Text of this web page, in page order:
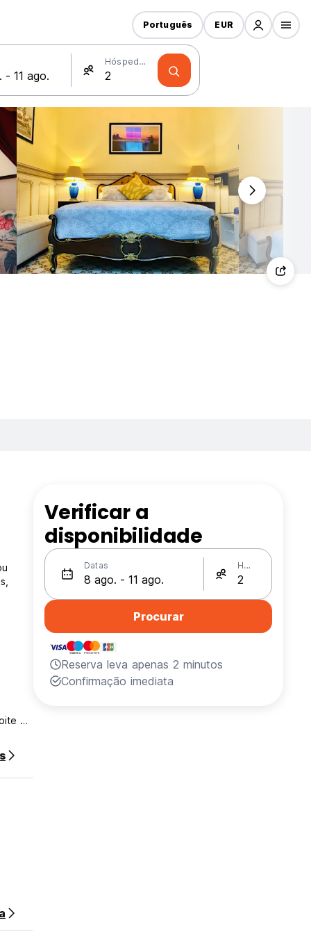
Hóspedes
Português EUR
da
Verificar a
disponibilidade
Datas Hóspedes
Procurar
Reserva leva apenas 2 minutos
Confirmação imediata